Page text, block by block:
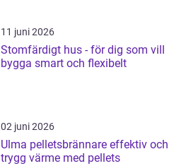
11 juni 2026
Stomfärdigt hus - för dig som vill
bygga smart och flexibelt
02 juni 2026
Ulma pelletsbrännare effektiv och
trygg värme med pellets